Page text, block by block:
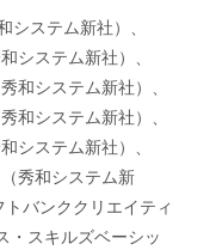
システム新社）、
システム新社）、
和システム新社）、
和システム新社）、
システム新社）、
秀和システム新
バンククリエイティ
・スキルズベーシッ